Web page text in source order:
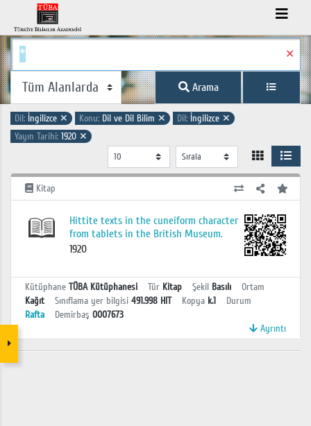
✕
Arama
Dil: İngilizce ✕ Konu: Dil ve Dil Bilim ✕ Dil: İngilizce ✕
Yayın Tarihi: 1920 ✕
Kitap
Hittite texts in the cuneiform character
from tablets in the British Museum.
1920
Kütüphane TÜBA Kütüphanesi Tür Kitap Şekil Basılı
Ortam
Kağıt
Sınıflama yer bilgisi 491.998 HIT Kopya k.1
Durum
Rafta
Demirbaş 0007673
Ayrıntı